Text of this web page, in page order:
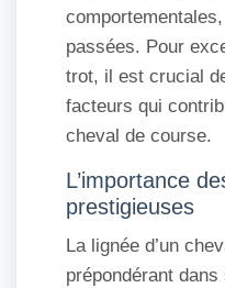
passées. Pour
trot, il est crucial
facteurs qui
cheval de course.
L’importance
prestigieuses
La lignée d’un
prépondérant